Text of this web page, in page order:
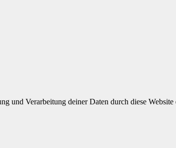
und Verarbeitung deiner Daten durch diese Website